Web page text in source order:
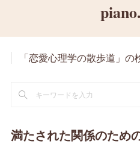
「恋愛心理学の散歩道」の
満たされた関係のため